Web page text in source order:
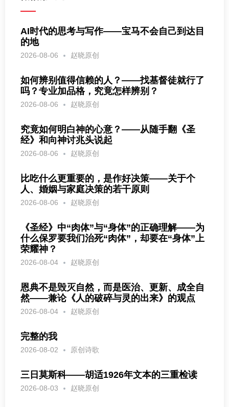
AI时代的思考与写作——宝马不会自己到达目
的地
2026-08-06 赵晓原创
如何辨别值得信赖的人？——找基督徒就行了
吗？专业加品格，究竟怎样辨别？
2026-08-06 赵晓原创
究竟如何明白神的心意？——从随手翻《圣
经》和向神讨兆头说起
2026-08-06 赵晓原创
比吃什么更重要的，是作好决策——关于个
人、婚姻与家庭决策的若干原则
2026-08-06 赵晓原创
《圣经》中“肉体”与“身体”的正确理解——为
什么保罗要我们治死“肉体”，却要在“身体”上
荣耀神？
2026-08-04 赵晓原创
恩典不是毁灭自然，而是医治、更新、成全自
然——兼论《人的破碎与灵的出来》的观点
2026-08-04 赵晓原创
完整的我
2026-08-02 原创诗歌
三日莫斯科——胡适1926年文本的三重检读
2026-08-03 赵晓原创